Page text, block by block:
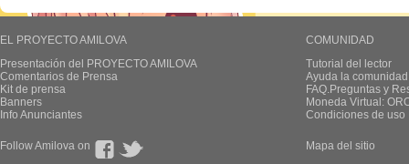
EL PROYECTO AMILOVA
Presentación del PROYECTO AMILOVA
Comentarios de Prensa
Kit de prensa
Banners
Info Anunciantes
COMUNIDAD
Tutorial del lector
Ayuda la
FAQ.Preguntas y
Moneda Virtual:
Condiciones de uso
Follow Amilova on Mapa del sitio